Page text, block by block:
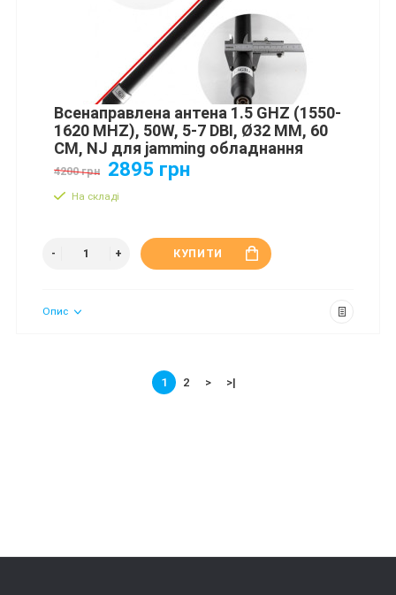
Всенаправлена антена 1.5 GHZ (1550-
1620 MHZ), 50W, 5-7 DBI, Ø32 ММ, 60
СМ, NJ для jamming обладнання
4200 грн 2895 грн
На складі
КУПИТИ
Опис
1 2 > >|